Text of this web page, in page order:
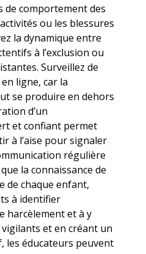
de comportement des
ou les blessures
la dynamique entre
à l’exclusion ou
Surveillez de
ligne, car la
se produire en dehors
d’un
et confiant permet
à l’aise pour signaler
régulière
la connaissance de
de chaque enfant,
à identifier
harcèlement et à y
et en créant un
les éducateurs peuvent